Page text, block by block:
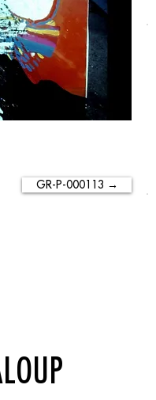
GR-P-000113 →